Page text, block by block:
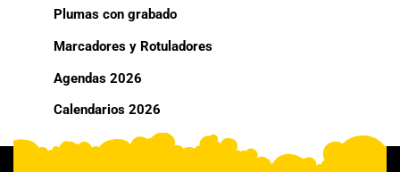
Plumas con grabado
Marcadores y Rotuladores
Agendas 2026
Calendarios 2026